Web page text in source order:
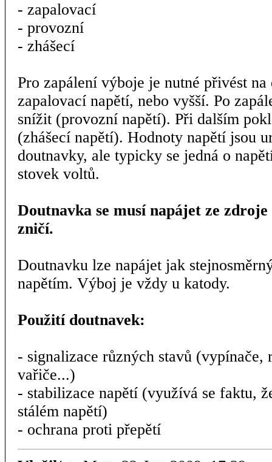
- zapalovací
- provozní
- zhášecí
Pro zapálení výboje je nutné přivést na
zapalovací napětí, nebo vyšší. Po
snížit (provozní napětí). Při dalším
(zhášecí napětí). Hodnoty napětí jsou
doutnavky, ale typicky se jedná o
stovek voltů.
Doutnavka se musí napájet ze
zničí.
Doutnavku lze napájet jak
napětím. Výboj je vždy u katody.
Použití doutnavek:
- signalizace různých stavů (vypínače,
vařiče...)
- stabilizace napětí (využívá se faktu,
stálém napětí)
- ochrana proti přepětí